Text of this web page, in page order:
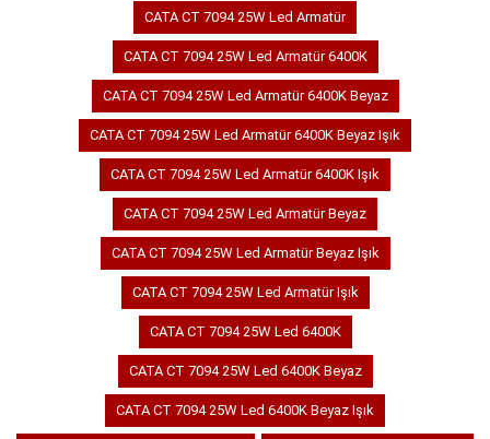
CATA CT 7094 25W Led Armatür
CATA CT 7094 25W Led Armatür 6400K
CATA CT 7094 25W Led Armatür 6400K Beyaz
CATA CT 7094 25W Led Armatür 6400K Beyaz Işık
CATA CT 7094 25W Led Armatür 6400K Işık
CATA CT 7094 25W Led Armatür Beyaz
CATA CT 7094 25W Led Armatür Beyaz Işık
CATA CT 7094 25W Led Armatür Işık
CATA CT 7094 25W Led 6400K
CATA CT 7094 25W Led 6400K Beyaz
CATA CT 7094 25W Led 6400K Beyaz Işık